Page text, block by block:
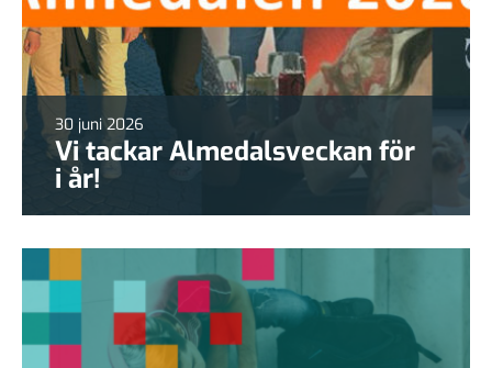
30 juni 2026
Vi tackar Almedalsveckan för
i år!